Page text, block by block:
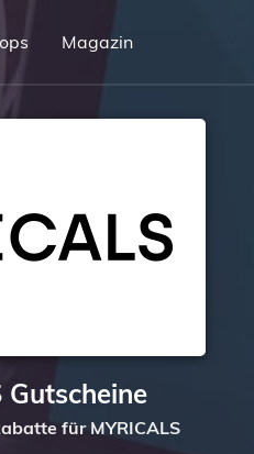
Magazin
Gutscheine
für MYRICALS